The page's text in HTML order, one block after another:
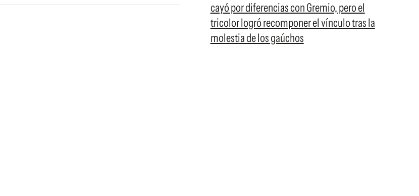
cayó por diferencias con Gremio, pero el
tricolor logró recomponer el vínculo tras la
molestia de los gaúchos